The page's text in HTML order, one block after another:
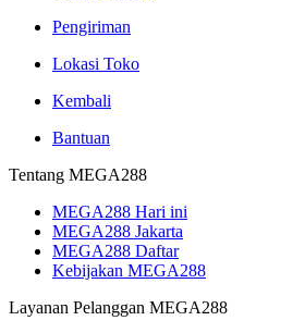
Pengiriman
Lokasi Toko
Kembali
Bantuan
Tentang MEGA288
MEGA288 Hari ini
MEGA288 Jakarta
MEGA288 Daftar
Kebijakan MEGA288
Layanan Pelanggan MEGA288